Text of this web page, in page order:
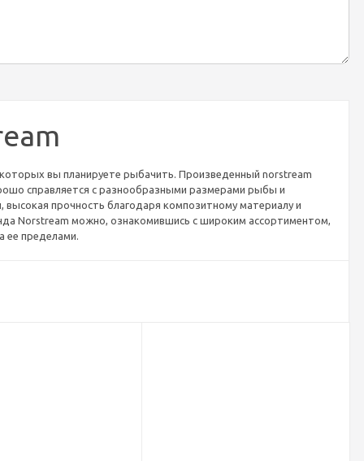
вы планируете рыбачить. Произведенный norstream
справляется с разнообразными размерами рыбы и
прочность благодаря композитному материалу и
Norstream можно, ознакомившись с широким ассортиментом,
ее пределами.